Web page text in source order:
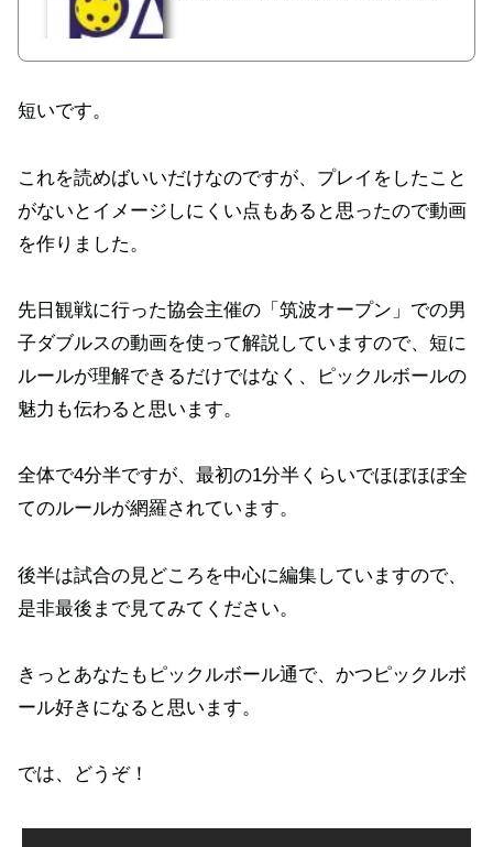
短いです。
これを読めばいいだけなのですが、プレイをしたこと
がないとイメージしにくい点もあると思ったので動画
を作りました。
先日観戦に行った協会主催の「筑波オープン」での男
子ダブルスの動画を使って解説していますので、短に
ルールが理解できるだけではなく、ピックルボールの
魅力も伝わると思います。
全体で4分半ですが、最初の1分半くらいでほぼほぼ全
てのルールが網羅されています。
後半は試合の見どころを中心に編集していますので、
是非最後まで見てみてください。
きっとあなたもピックルボール通で、かつピックルボ
ール好きになると思います。
では、どうぞ！